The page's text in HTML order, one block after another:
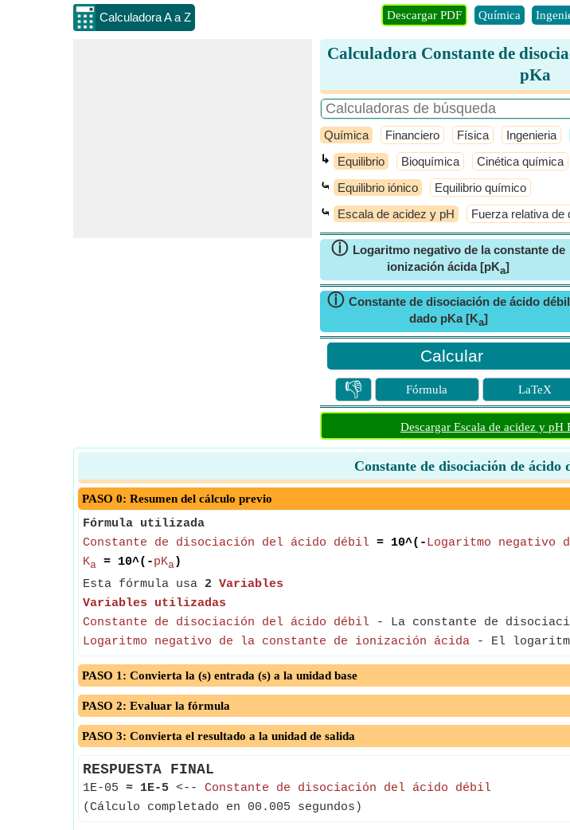
Calculadora A a Z Descargar PDF Química
Calculadora Constante de
pKa
Química Financiero Física Ingenieria
↳ Equilibrio Bioquímica Cinética química
⤿ Equilibrio iónico Equilibrio químico
⤿ Escala de acidez y pH Fuerza relativa de
ⓘ Logaritmo negativo de la constante de
ionización ácida [pKa]
ⓘ Constante de disociación de ácido débil
dado pKa [Ka]
👎 Fórmula LaTeX
Descargar Escala de acidez y pH
Constante de disociación de
PASO 0: Resumen del cálculo previo
Fórmula utilizada
Constante de disociación del ácido débil = 10^(-Logaritmo negativo
Ka = 10^(-pKa )
Esta fórmula usa 2 Variables
Variables utilizadas
Constante de disociación del ácido débil - La constante de
Logaritmo negativo de la constante de ionización ácida - El
PASO 1: Convierta la (s) entrada (s) a la unidad base
PASO 2: Evaluar la fórmula
PASO 3: Convierta el resultado a la unidad de salida
RESPUESTA FINAL
1E-05 ≈ 1E-5 <-- Constante de disociación del ácido débil
(Cálculo completado en 00.005 segundos)